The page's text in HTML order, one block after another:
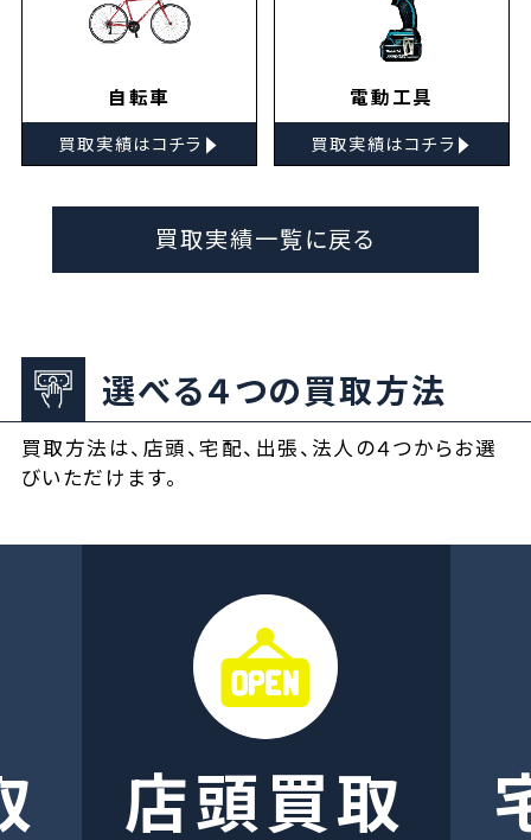
自転車
買取実績はコチラ ▸
電動工具
買取実績はコチラ ▸
買取実績一覧に戻る
選べる４つの買取方法
買取方法は、店頭、宅配、出張、法人の４つからお選
びいただけます。
店頭買取